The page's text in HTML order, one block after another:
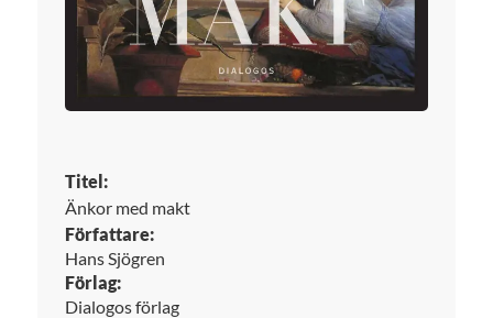
Titel:
Änkor med makt
Författare:
Hans Sjögren
Förlag:
Dialogos förlag